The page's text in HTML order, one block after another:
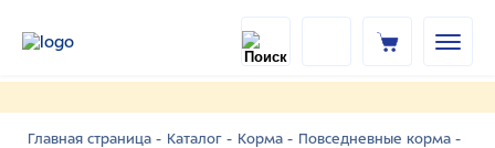
Главная страница - Каталог - Корма - Повседневные корма -